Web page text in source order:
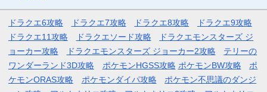
ドラクエ6攻略 ドラクエ7攻略 ドラクエ8攻略
ドラクエ9攻略
ドラクエ11攻略
ドラクエソード攻略
ドラクエモンスターズ ジ
ョーカー攻略
ドラクエモンスターズ ジョーカー2攻略
テリーの
ワンダーランド3D攻略
ポケモンHGSS攻略 ポケモンBW攻略
ポ
ケモンORAS攻略
ポケモンダイパ攻略
ポケモン不思議のダンジ